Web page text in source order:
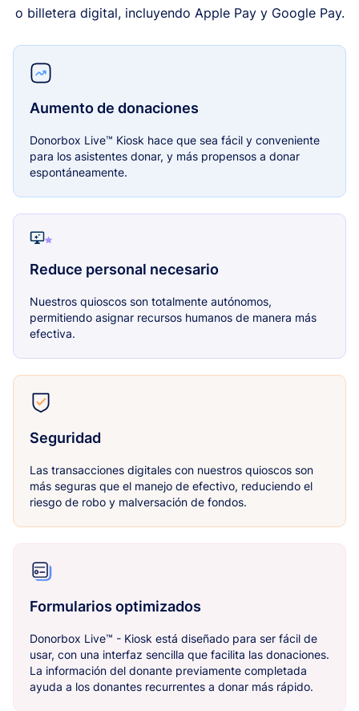
o billetera digital, incluyendo Apple Pay y Google Pay.
Aumento de donaciones
Donorbox Live™ Kiosk hace que sea fácil y conveniente
para los asistentes donar, y más propensos a donar
espontáneamente.
Reduce personal necesario
Nuestros quioscos son totalmente autónomos,
permitiendo asignar recursos humanos de manera más
efectiva.
Seguridad
Las transacciones digitales con nuestros quioscos son
más seguras que el manejo de efectivo, reduciendo el
riesgo de robo y malversación de fondos.
Formularios optimizados
Donorbox Live™ - Kiosk está diseñado para ser fácil de
usar, con una interfaz sencilla que facilita las donaciones.
La información del donante previamente completada
ayuda a los donantes recurrentes a donar más rápido.